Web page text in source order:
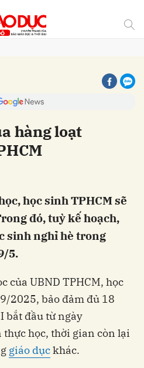
hàng loạt
học sinh TPHCM sẽ
đó, tuỳ kế hoạch,
sinh nghỉ hè trong
5.
của UBND TPHCM, học
2025, bảo đảm đủ 18
bắt đầu từ ngày
học, thời gian còn lại
giáo dụckhác.
Gửi